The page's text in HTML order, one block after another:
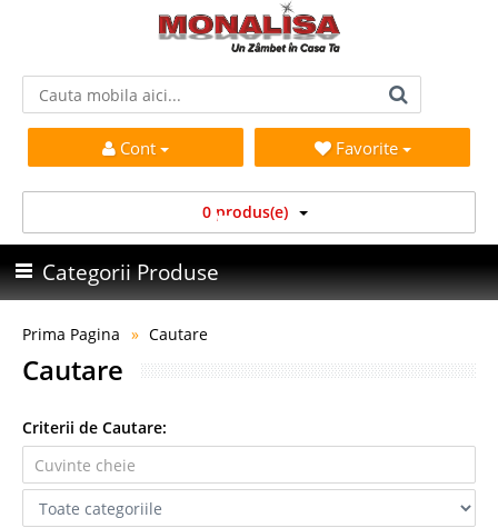
Cont Favorite
0 produs(e)
Categorii Produse
Prima Pagina Cautare
Cautare
Criterii de Cautare: